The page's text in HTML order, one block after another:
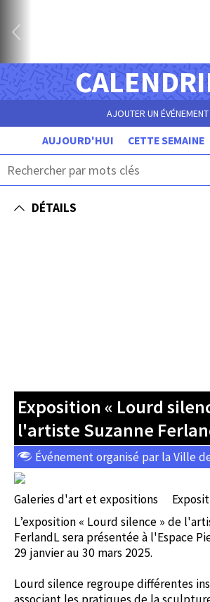
AJOUTER UN ÉVÉNEMENT
AUJOURD'HUI CETTE SEMAINE
DÉTAILS
Exposition « Lourd
l'artiste Suzanne
Événement organisé par la Ville
Galeries d'art et expositions
L’exposition « Lourd silence » de
FerlandL sera présentée à l'Espace
29 janvier au 30 mars 2025.
Lourd silence regroupe différentes